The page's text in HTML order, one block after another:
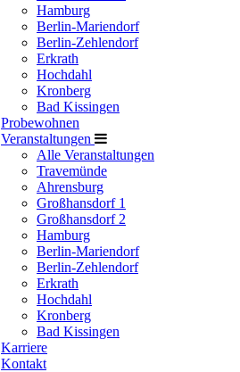
Hamburg
Berlin-Mariendorf
Berlin-Zehlendorf
Erkrath
Hochdahl
Kronberg
Bad Kissingen
Probewohnen
Veranstaltungen
Alle Veranstaltungen
Travemünde
Ahrensburg
Großhansdorf 1
Großhansdorf 2
Hamburg
Berlin-Mariendorf
Berlin-Zehlendorf
Erkrath
Hochdahl
Kronberg
Bad Kissingen
Karriere
Kontakt